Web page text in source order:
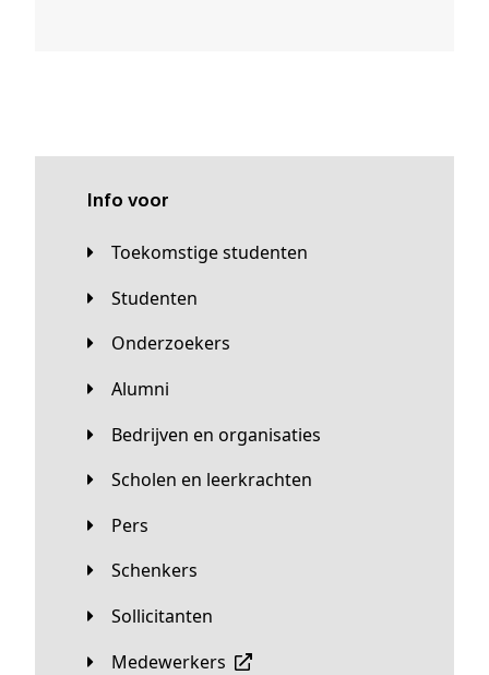
Info voor
Toekomstige studenten
Studenten
Onderzoekers
Alumni
Bedrijven en organisaties
Scholen en leerkrachten
Pers
Schenkers
Sollicitanten
Medewerkers